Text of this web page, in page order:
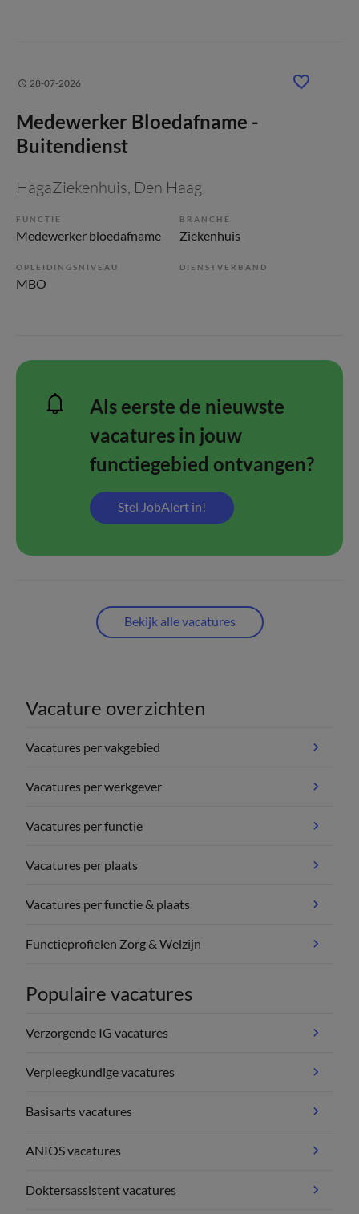
28-07-2026
Medewerker Bloedafname -
Buitendienst
HagaZiekenhuis, Den Haag
FUNCTIE
Medewerker bloedafname
BRANCHE
Ziekenhuis
OPLEIDINGSNIVEAU
MBO
DIENSTVERBAND
Als eerste de nieuwste
vacatures in jouw
functiegebied ontvangen?
Stel JobAlert in!
Bekijk alle vacatures
Vacature overzichten
Vacatures per vakgebied
Vacatures per werkgever
Vacatures per functie
Vacatures per plaats
Vacatures per functie & plaats
Functieprofielen Zorg & Welzijn
Populaire vacatures
Verzorgende IG vacatures
Verpleegkundige vacatures
Basisarts vacatures
ANIOS vacatures
Doktersassistent vacatures